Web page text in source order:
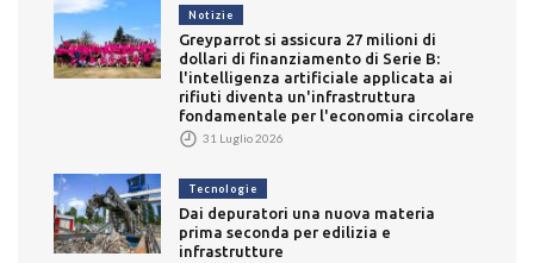
Notizie
Greyparrot si assicura 27 milioni di
dollari di finanziamento di Serie B:
l'intelligenza artificiale applicata ai
rifiuti diventa un'infrastruttura
fondamentale per l'economia circolare
31 Luglio 2026
Tecnologie
Dai depuratori una nuova materia
prima seconda per edilizia e
infrastrutture